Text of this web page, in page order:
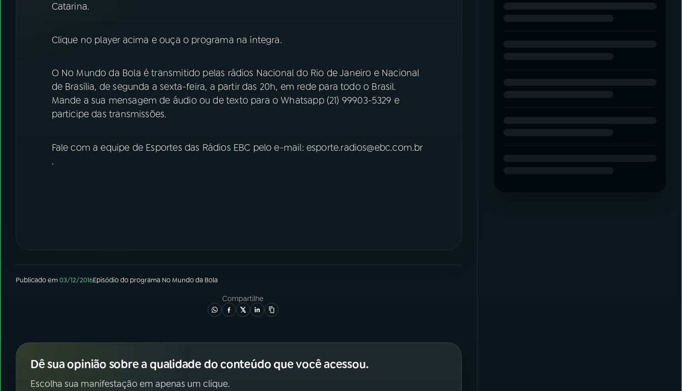
Catarina.
Clique no player acima e ouça o programa na íntegra.
O No Mundo da Bola é transmitido pelas rádios Nacional do Rio de Janeiro e Nacional
de Brasília, de segunda a sexta-feira, a partir das 20h, em rede para todo o Brasil.
Mande a sua mensagem de áudio ou de texto para o Whatsapp (21) 99903-5329 e
participe das transmissões.
Fale com a equipe de Esportes das Rádios EBC pelo e-mail: esporte.radios@ebc.com.br
.
Publicado em03/12/2016Episódiodo programa No Mundo da Bola
Compartilhe
Dê sua opinião sobre a qualidade do conteúdo que você acessou.
Escolha sua manifestação em apenas um clique.